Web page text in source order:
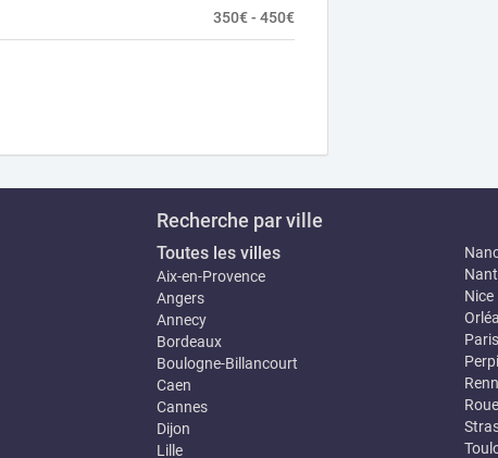
350€ - 450€
Recherche par ville
Toutes les villes
Aix-en-Provence
Angers
Annecy
Bordeaux
Boulogne-Billancourt
Caen
Cannes
Dijon
Lille
Nice